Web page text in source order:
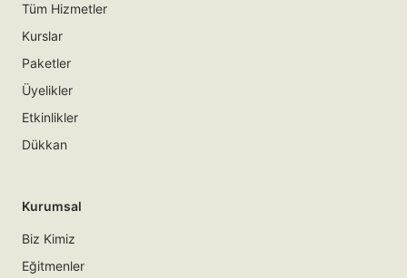
Tüm Hizmetler
Kurslar
Paketler
Üyelikler
Etkinlikler
Dükkan
Kurumsal
Biz Kimiz
Eğitmenler